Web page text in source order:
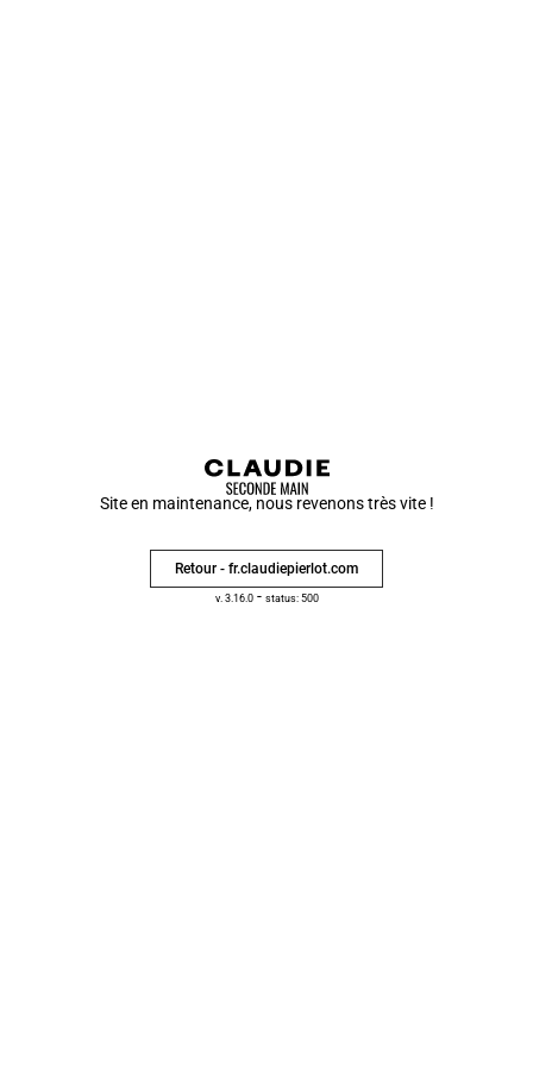
Site en maintenance, nous revenons très vite !
Retour - fr.claudiepierlot.com
v. 3.16.0- status: 500